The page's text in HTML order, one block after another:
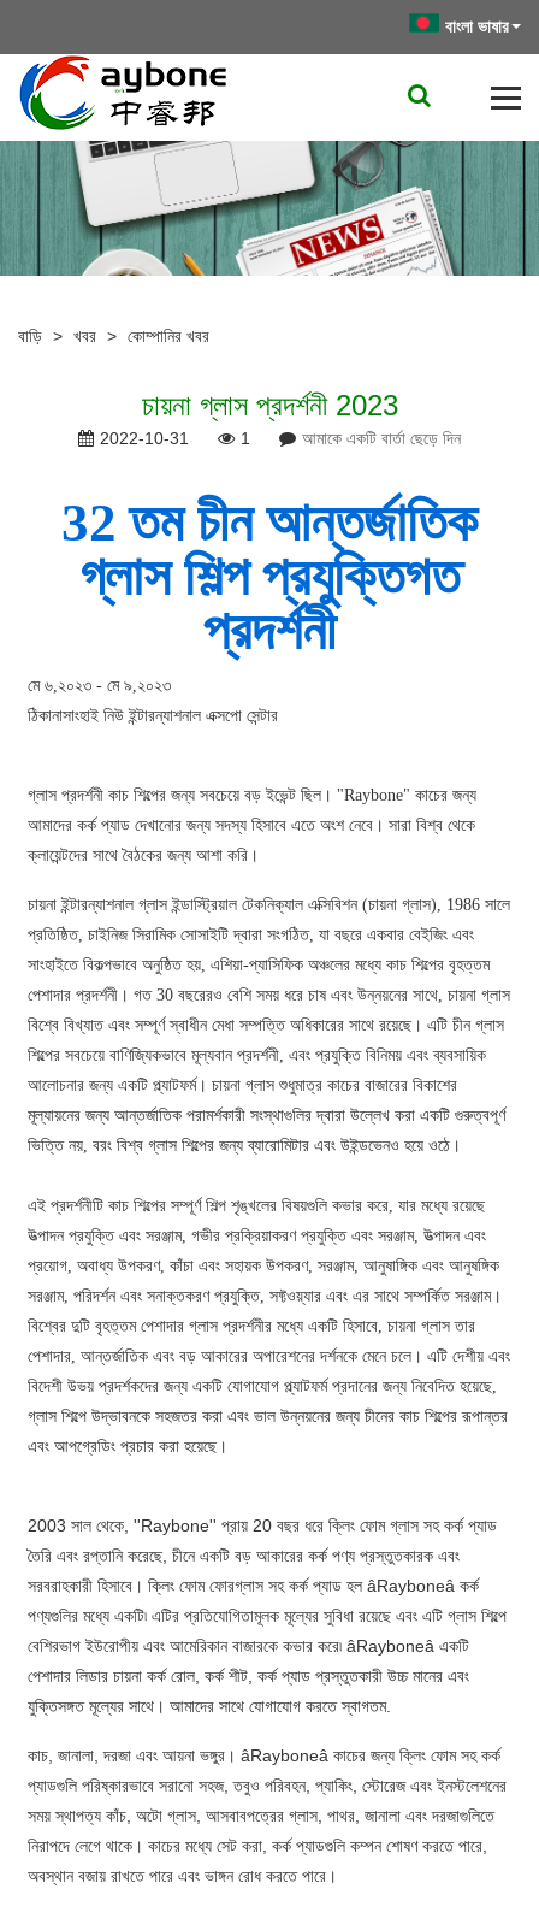
বাংলা ভাষার
বাড়ি > খবর > কোম্পানির খবর
চায়না গ্লাস প্রদর্শনী 2023
2022-10-31 1 আমাকে একটি বার্তা ছেড়ে দিন
32 তম চীন আন্তর্জাতিক
গ্লাস শিল্প প্রযুক্তিগত
প্রদর্শনী
মে ৬,২০২৩ - মে ৯,২০২৩
ঠিকানাসাংহাই নিউ ইন্টারন্যাশনাল এক্সপো সেন্টার
গ্লাস প্রদর্শনী কাচ শিল্পের জন্য সবচেয়ে বড় ইভেন্ট ছিল। "Raybone" কাচের জন্য
আমাদের কর্ক প্যাড দেখানোর জন্য সদস্য হিসাবে এতে অংশ নেবে। সারা বিশ্ব থেকে
ক্লায়েন্টদের সাথে বৈঠকের জন্য আশা করি।
চায়না ইন্টারন্যাশনাল গ্লাস ইন্ডাস্ট্রিয়াল টেকনিক্যাল এক্সিবিশন (চায়না গ্লাস), 1986 সালে
প্রতিষ্ঠিত, চাইনিজ সিরামিক সোসাইটি দ্বারা সংগঠিত, যা বছরে একবার বেইজিং এবং
সাংহাইতে বিকল্পভাবে অনুষ্ঠিত হয়, এশিয়া-প্যাসিফিক অঞ্চলের মধ্যে কাচ শিল্পের বৃহত্তম
পেশাদার প্রদর্শনী। গত 30 বছরেরও বেশি সময় ধরে চাষ এবং উন্নয়নের সাথে, চায়না গ্লাস
বিশ্বে বিখ্যাত এবং সম্পূর্ণ স্বাধীন মেধা সম্পত্তি অধিকারের সাথে রয়েছে। এটি চীন গ্লাস
শিল্পের সবচেয়ে বাণিজ্যিকভাবে মূল্যবান প্রদর্শনী, এবং প্রযুক্তি বিনিময় এবং ব্যবসায়িক
আলোচনার জন্য একটি প্ল্যাটফর্ম। চায়না গ্লাস শুধুমাত্র কাচের বাজারের বিকাশের
মূল্যায়নের জন্য আন্তর্জাতিক পরামর্শকারী সংস্থাগুলির দ্বারা উল্লেখ করা একটি গুরুত্বপূর্ণ
ভিত্তি নয়, বরং বিশ্ব গ্লাস শিল্পের জন্য ব্যারোমিটার এবং উইন্ডভেনও হয়ে ওঠে।
এই প্রদর্শনীটি কাচ শিল্পের সম্পূর্ণ শিল্প শৃঙ্খলের বিষয়গুলি কভার করে, যার মধ্যে রয়েছে
উত্পাদন প্রযুক্তি এবং সরঞ্জাম, গভীর প্রক্রিয়াকরণ প্রযুক্তি এবং সরঞ্জাম, উত্পাদন এবং
প্রয়োগ, অবাধ্য উপকরণ, কাঁচা এবং সহায়ক উপকরণ, সরঞ্জাম, আনুষাঙ্গিক এবং আনুষঙ্গিক
সরঞ্জাম, পরিদর্শন এবং সনাক্তকরণ প্রযুক্তি, সফ্টওয়্যার এবং এর সাথে সম্পর্কিত সরঞ্জাম।
বিশ্বের দুটি বৃহত্তম পেশাদার গ্লাস প্রদর্শনীর মধ্যে একটি হিসাবে, চায়না গ্লাস তার
পেশাদার, আন্তর্জাতিক এবং বড় আকারের অপারেশনের দর্শনকে মেনে চলে। এটি দেশীয় এবং
বিদেশী উভয় প্রদর্শকদের জন্য একটি যোগাযোগ প্ল্যাটফর্ম প্রদানের জন্য নিবেদিত হয়েছে,
গ্লাস শিল্পে উদ্ভাবনকে সহজতর করা এবং ভাল উন্নয়নের জন্য চীনের কাচ শিল্পের রূপান্তর
এবং আপগ্রেডিং প্রচার করা হয়েছে।
2003 সাল থেকে, ''Raybone'' প্রায় 20 বছর ধরে ক্লিং ফোম গ্লাস সহ কর্ক প্যাড
তৈরি এবং রপ্তানি করেছে, চীনে একটি বড় আকারের কর্ক পণ্য প্রস্তুতকারক এবং
সরবরাহকারী হিসাবে। ক্লিং ফোম ফোরগ্লাস সহ কর্ক প্যাড হল âRayboneâ কর্ক
পণ্যগুলির মধ্যে একটি৷ এটির প্রতিযোগিতামূলক মূল্যের সুবিধা রয়েছে এবং এটি গ্লাস শিল্পে
বেশিরভাগ ইউরোপীয় এবং আমেরিকান বাজারকে কভার করে৷ âRayboneâ একটি
পেশাদার লিডার চায়না কর্ক রোল, কর্ক শীট, কর্ক প্যাড প্রস্তুতকারী উচ্চ মানের এবং
যুক্তিসঙ্গত মূল্যের সাথে। আমাদের সাথে যোগাযোগ করতে স্বাগতম.
কাচ, জানালা, দরজা এবং আয়না ভঙ্গুর। âRayboneâ কাচের জন্য ক্লিং ফোম সহ কর্ক
প্যাডগুলি পরিষ্কারভাবে সরানো সহজ, তবুও পরিবহন, প্যাকিং, স্টোরেজ এবং ইনস্টলেশনের
সময় স্থাপত্য কাঁচ, অটো গ্লাস, আসবাবপত্রের গ্লাস, পাথর, জানালা এবং দরজাগুলিতে
নিরাপদে লেগে থাকে। কাচের মধ্যে সেট করা, কর্ক প্যাডগুলি কম্পন শোষণ করতে পারে,
অবস্থান বজায় রাখতে পারে এবং ভাঙ্গন রোধ করতে পারে।